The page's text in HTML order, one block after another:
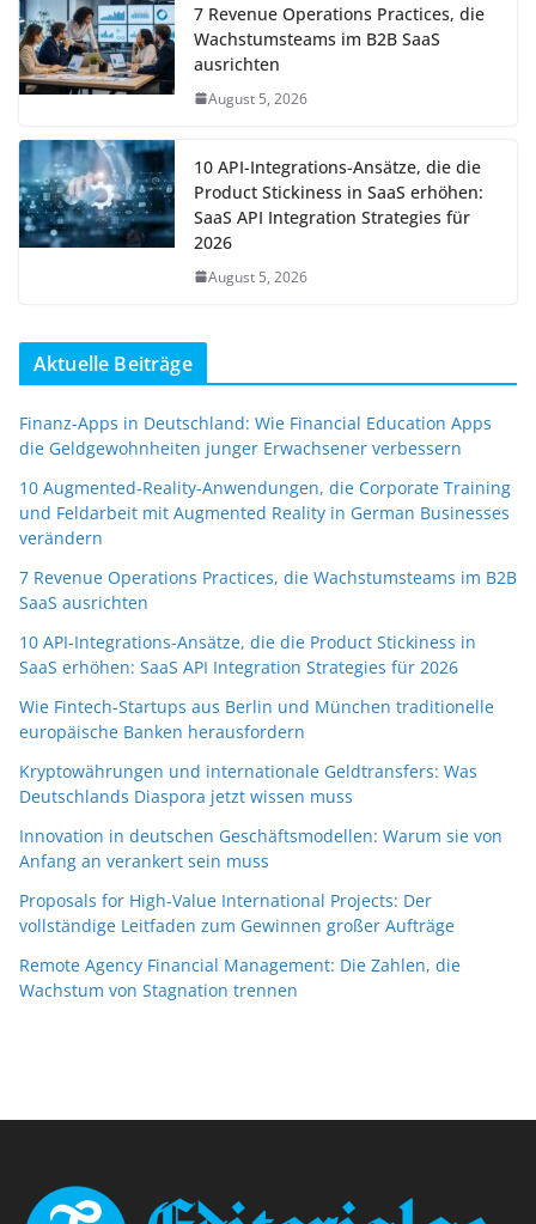
7 Revenue Operations Practices, die
Wachstumsteams im B2B SaaS
ausrichten
August 5, 2026
10 API-Integrations-Ansätze, die die
Product Stickiness in SaaS erhöhen:
SaaS API Integration Strategies für
2026
August 5, 2026
Aktuelle Beiträge
Finanz-Apps in Deutschland: Wie Financial Education Apps
die Geldgewohnheiten junger Erwachsener verbessern
10 Augmented-Reality-Anwendungen, die Corporate Training
und Feldarbeit mit Augmented Reality in German Businesses
verändern
7 Revenue Operations Practices, die Wachstumsteams im B2B
SaaS ausrichten
10 API-Integrations-Ansätze, die die Product Stickiness in
SaaS erhöhen: SaaS API Integration Strategies für 2026
Wie Fintech-Startups aus Berlin und München traditionelle
europäische Banken herausfordern
Kryptowährungen und internationale Geldtransfers: Was
Deutschlands Diaspora jetzt wissen muss
Innovation in deutschen Geschäftsmodellen: Warum sie von
Anfang an verankert sein muss
Proposals for High-Value International Projects: Der
vollständige Leitfaden zum Gewinnen großer Aufträge
Remote Agency Financial Management: Die Zahlen, die
Wachstum von Stagnation trennen